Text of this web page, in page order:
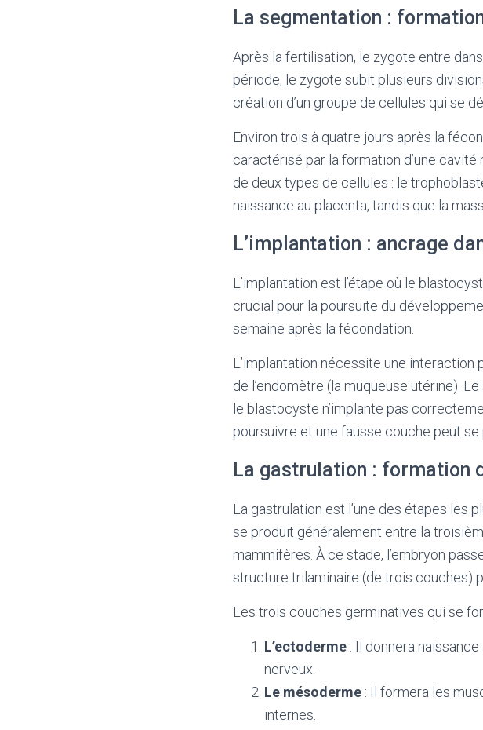
La segmentation :
Après la fertilisation, le zygote entre
période, le zygote subit plusieurs
création d’un groupe de cellules qui se
Environ trois à quatre jours après la
caractérisé par la formation d’une
de deux types de cellules : le
naissance au placenta, tandis que la
L’implantation : ancrage
L’implantation est l’étape où le
crucial pour la poursuite du
semaine après la fécondation.
L’implantation nécessite une
de l’endomètre (la muqueuse utérine).
le blastocyste n’implante pas
poursuivre et une fausse couche peut se
La gastrulation : formation
La gastrulation est l’une des étapes les
se produit généralement entre la
mammifères. À ce stade, l’embryon
structure trilaminaire (de trois couches)
Les trois couches germinatives qui se
L’ectoderme : Il donnera
nerveux.
Le mésoderme : Il formera les
internes.